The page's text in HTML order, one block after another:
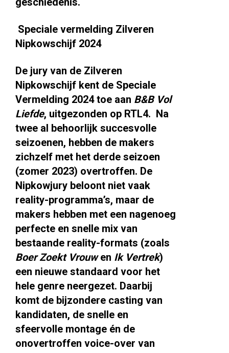
Speciale vermelding Zilveren
Nipkowschijf 2024
De jury van de Zilveren
Nipkowschijf kent de Speciale
Vermelding 2024 toe aan B&B Vol
Liefde, uitgezonden op RTL4. Na
twee al behoorlijk succesvolle
seizoenen, hebben de makers
zichzelf met het derde seizoen
(zomer 2023) overtroffen. De
Nipkowjury beloont niet vaak
reality-programma’s, maar de
makers hebben met een nagenoeg
perfecte en snelle mix van
bestaande reality-formats (zoals
Boer Zoekt Vrouwen Ik Vertrek)
een nieuwe standaard voor het
hele genre neergezet. Daarbij
komt de bijzondere casting van
kandidaten, de snelle en
sfeervolle montage én de
onovertroffen voice-over van